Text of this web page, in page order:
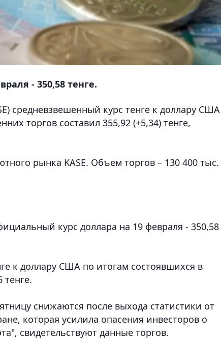
- 350,58 тенге.
средневзвешенный курс тенге к доллару США
торгов составил 355,92 (+5,34) тенге,
рынка KASE. Объем торгов – 130 400 тыс.
курс доллара на 19 февраля - 350,58
к доллару США по итогам состоявшихся в
тенге.
снижаются после выхода статистики от
которая усилила опасения инвесторов о
свидетельствуют данные торгов.